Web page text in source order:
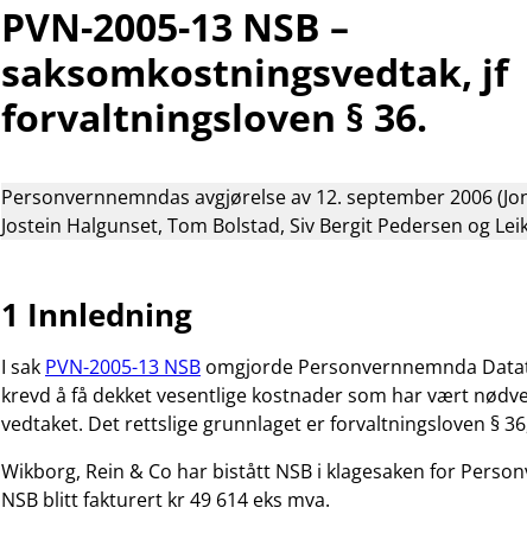
NSB
saksomkostningsvedtak,
forvaltningsloven
PVN-2005-13 NSB –
saksomkostningsvedtak, jf
forvaltningsloven § 36.
Personvernnemndas avgjørelse av 12. september 2006
Jostein Halgunset, Tom Bolstad, Siv Bergit Pedersen og
1 Innledning
I sak PVN-2005-13 NSB omgjorde Personvernnemnda
krevd å få dekket vesentlige kostnader som har vært
vedtaket. Det rettslige grunnlaget er forvaltningsloven §
Wikborg, Rein & Co har bistått NSB i klagesaken for
NSB blitt fakturert kr 49 614 eks mva.